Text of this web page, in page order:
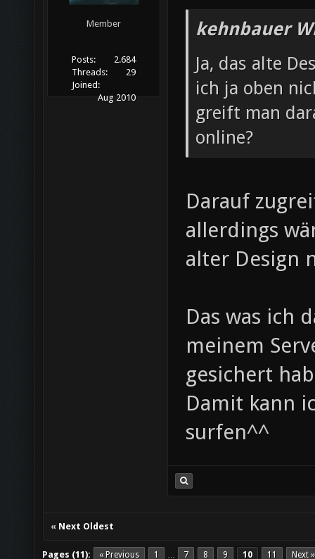
Member
Posts:
2.684
Threads:
29
Joined:
Aug 2010
kehnbauer
Ja, das alte
ich ja oben
greift man
online?
Darauf
allerdings
alter Design
Das was ich
meinem
gesichert
Damit kann
surfen^^
« Next Oldest
Pages (11): « Previous 1 … 7 8 9 10 11 Next »